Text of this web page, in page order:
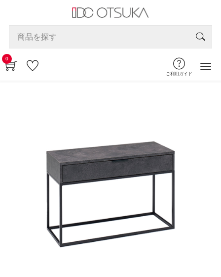
0
ご利用ガイド